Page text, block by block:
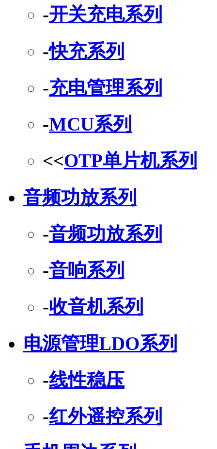
-开关充电系列
-快充系列
-充电管理系列
-MCU系列
<<OTP单片机系列
音频功放系列
-音频功放系列
-音响系列
-收音机系列
电源管理LDO系列
-线性稳压
-红外遥控系列